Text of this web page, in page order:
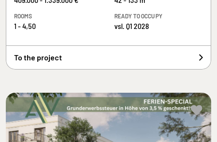
ROOMS
1 - 4,50
READY TO OCCUPY
vsl. Q1 2028
To the project